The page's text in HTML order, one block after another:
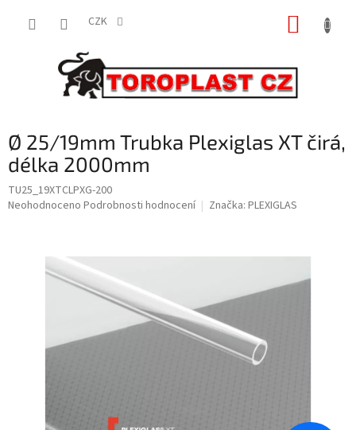
CZK
Ø 25/19mm Trubka Plexiglas XT čirá,
délka 2000mm
TU25_19XTCLPXG-200
Průměrné
Neohodnoceno Podrobnosti hodnocení Značka: PLEXIGLAS